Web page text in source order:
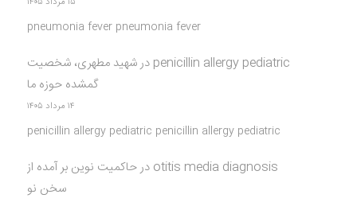
pneumonia fever pneumonia fever
penicillin allergy pediatric درشهید مطهری، شخصیت
گمشده حوزه ما
۱۴ مرداد ۱۴۰۵
penicillin allergy pediatric penicillin allergy pediatric
otitis media diagnosis درحاکمیت نوین بر آمده از
سخن نو